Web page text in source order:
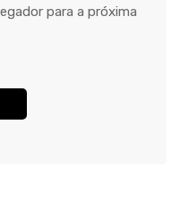
para a próxima